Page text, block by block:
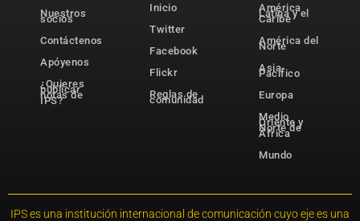
Nuestros
socios
Contáctenos
Apóyenos
¿Quieres
publicar
notas de
IPS?
Inicio
Twitter
Facebook
Flickr
Reglas de
comunidad
América
Latina y el
Caribe
América del
Norte
Asia-
Pacífico
Europa
Medio
Oriente y
Norte de
África
Mundo
IPS es una institución internacional de comunicación cuyo eje es una